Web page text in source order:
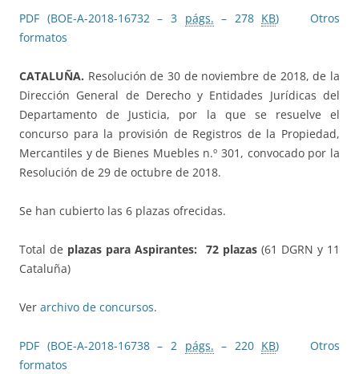
PDF (BOE-A-2018-16732 – 3 págs. – 278 KB)
Otros
formatos
CATALUÑA. Resolución de 30 de noviembre de 2018, de la
Dirección General de Derecho y Entidades Jurídicas del
Departamento de Justicia, por la que se resuelve el
concurso para la provisión de Registros de la Propiedad,
Mercantiles y de Bienes Muebles n.º 301, convocado por la
Resolución de 29 de octubre de 2018.
Se han cubierto las 6 plazas ofrecidas.
Total de plazas para Aspirantes: 72 plazas(61 DGRN y 11
Cataluña)
Ver archivo de concursos.
PDF (BOE-A-2018-16738 – 2 págs. – 220 KB)
Otros
formatos